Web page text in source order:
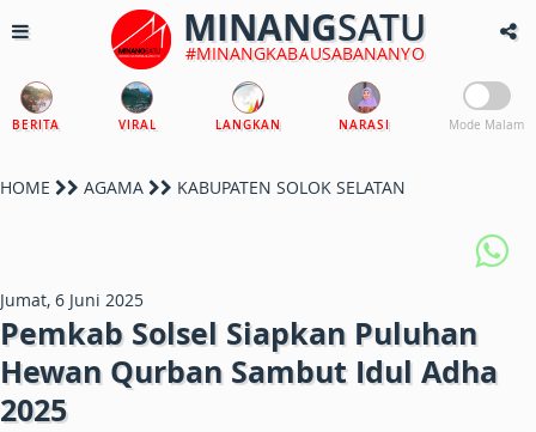
MINANGSATU
#MINANGKABAUSABANANYO
BERITA VIRAL LANGKAN NARASI Mode Malam
HOME AGAMA KABUPATEN SOLOK SELATAN
Jumat, 6 Juni 2025
Pemkab Solsel Siapkan Puluhan
Hewan Qurban Sambut Idul Adha
2025